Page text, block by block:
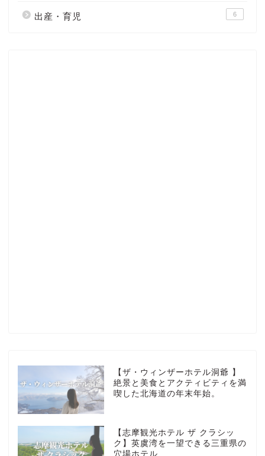
出産・育児 6
【ザ・ウィンザーホテル洞爺 】
絶景と美食とアクティビティを満
喫した北海道の年末年始。
【志摩観光ホテル ザ クラシッ
ク】英虞湾を一望できる三重県の
穴場ホテル
HOTEL
MarriottBonvoy
TRAVEL